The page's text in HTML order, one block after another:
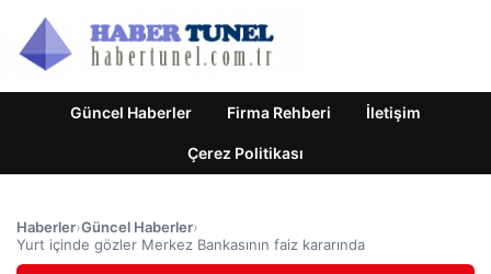
Güncel Haberler Firma Rehberi İletişim
Çerez Politikası
Haberler›Güncel Haberler›
Yurt içinde gözler Merkez Bankasının faiz kararında